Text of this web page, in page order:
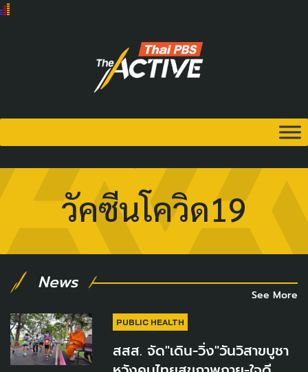
วัคซีนโควิด19
News
See More
PUBLIC HEALTH
สสส. จัด"เดิน-วิ่ง"วันวิสาขบูชา